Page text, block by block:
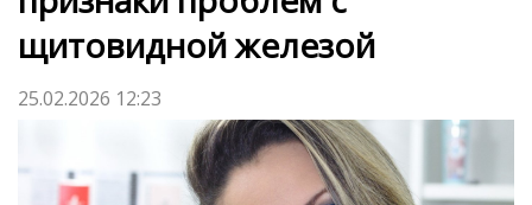
щитовидной железой
25.02.2026 12:23